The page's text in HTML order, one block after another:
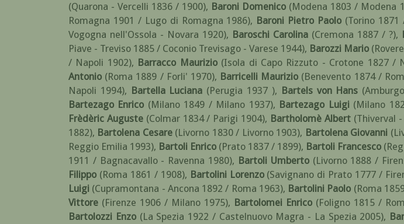
(Quarona - Vercelli 1836 / 1900), Baroni Domenico (Modena 1803 / Modena
Romagna 1901 / Lugo di Romagna 1986), Baroni Pietro Paolo (Torino 1871
Vogogna nell'Ossola - Novara 1920), Baroschi Carolina (Cremona 1887 / ?),
Piave - Treviso 1885 / Coconio Trevisago - Varese 1944), Barozzi Mario
/ Napoli 1902), Barracco Maurizio (Isola di Capo Rizzuto - Crotone 1827 /
Antonio (Roma 1889 / Forli' 1970), Barricelli Maurizio (Benevento 1874 /
Napoli 1994), Bartella Luciana (Perugia 1937 ), Bartels von Hans
Bartezago Enrico (Milano 1849 / Milano 1937), Bartezago Luigi (Milano
Frèdèric Auguste (Colmar 1834 / Parigi 1904), Bartholomè Albert (Thiverval
1882), Bartolena Cesare (Livorno 1830 / Livorno 1903), Bartolena Giovanni
Reggio Emilia 1993), Bartoli Enrico (Prato 1837 / 1899), Bartoli Francesco
1911 / Bagnacavallo - Ravenna 1980), Bartoli Umberto (Livorno 1888 /
Filippo (Roma 1861 / 1908), Bartolini Lorenzo (Savignano di Prato 1777 /
Luigi (Cupramontana - Ancona 1892 / Roma 1963), Bartolini Paolo (Roma
Vittore (Firenze 1906 / Milano 1975), Bartolomei Enrico (Foligno 1815 /
Bartolozzi Enzo (La Spezia 1922 / Castelnuovo Magra - La Spezia 2005),